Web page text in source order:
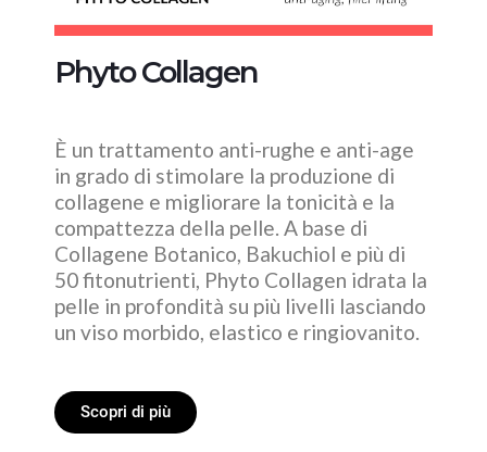
Phyto Collagen
È un trattamento anti-rughe e anti-age
in grado di stimolare la produzione di
collagene e migliorare la tonicità e la
compattezza della pelle. A base di
Collagene Botanico, Bakuchiol e più di
50 fitonutrienti, Phyto Collagen idrata la
pelle in profondità su più livelli lasciando
un viso morbido, elastico e ringiovanito.
Scopri di più